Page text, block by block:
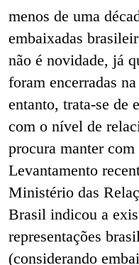
menos de uma
embaixadas
não é novidade, já
foram encerradas
entanto, trata-se de
com o nível de
procura manter
Levantamento
Ministério das
Brasil indicou a
representações
(considerando